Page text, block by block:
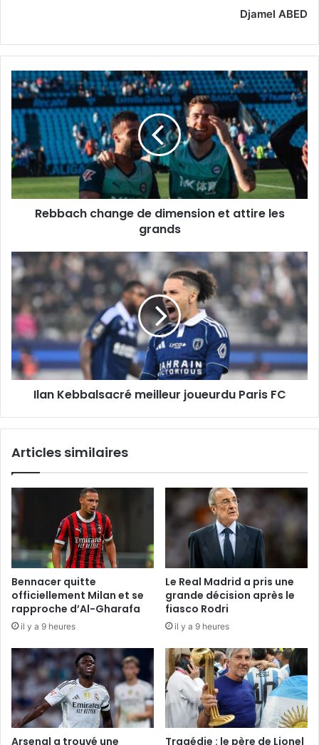
Djamel ABED
Rebbach
change
de
dimension
et
attire
les
grands
Rebbach change de dimension et attire les
grands
Ilan
Kebbalsacré
meilleur
joueurdu
Paris
FC
Ilan Kebbalsacré meilleur joueurdu Paris FC
Articles similaires
Bennacer quitte
officiellement Milan et se
rapproche d’Al-Gharafa
il y a 9 heures
Le Real Madrid a pris une
grande décision après le
fiasco Rodri
il y a 9 heures
Arsenal a trouvé une Tragédie : le père de Lionel